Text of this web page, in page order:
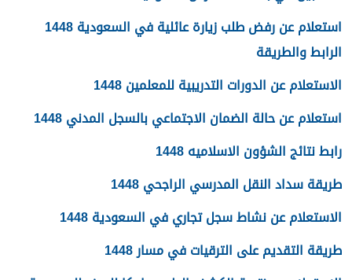
استعلام عن رفض طلب زيارة عائلية في السعودية 1448
الرابط والطريقة
الاستعلام عن الدورات التدريبية للمعلمين 1448
استعلام عن حالة الضمان الاجتماعي بالسجل المدني 1448
رابط نتائج الشؤون الاسلاميه 1448
طريقة سداد النقل المدرسي الراجحي 1448
الاستعلام عن نشاط سجل تجاري في السعودية 1448
طريقة التقديم على الترقيات في مسار 1448